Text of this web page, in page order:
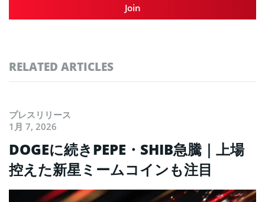
Join
RELATED ARTICLES
プレスリリース
1月 7, 2026
DOGEに続きPEPE・SHIB急騰｜上場
控えた新星ミームコインも注目